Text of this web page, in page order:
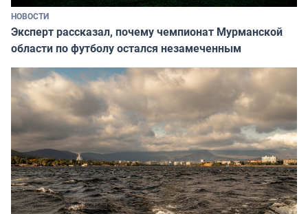
НОВОСТИ
Эксперт рассказал, почему чемпионат Мурманской
области по футболу остался незамеченным